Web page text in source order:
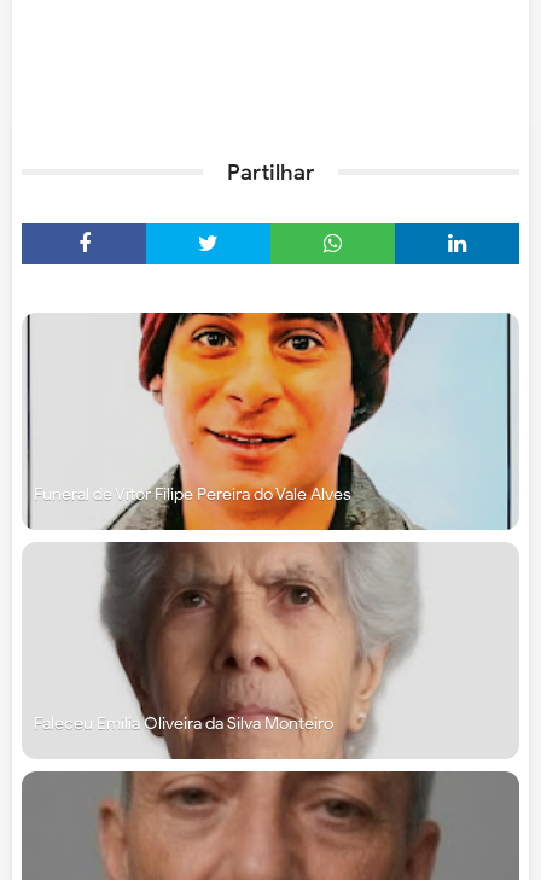
Partilhar
Funeral de Vítor Filipe Pereira do Vale Alves
Faleceu Emília Oliveira da Silva Monteiro